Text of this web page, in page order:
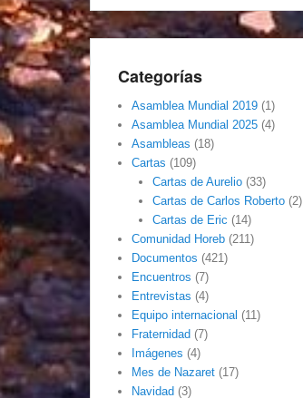
Categorías
Asamblea Mundial 2019 (1)
Asamblea Mundial 2025 (4)
Asambleas (18)
Cartas (109)
Cartas de Aurelio(33)
Cartas de Carlos Roberto(2)
Cartas de Eric (14)
Comunidad Horeb (211)
Documentos (421)
Encuentros (7)
Entrevistas (4)
Equipo internacional (11)
Fraternidad (7)
Imágenes (4)
Mes de Nazaret (17)
Navidad (3)